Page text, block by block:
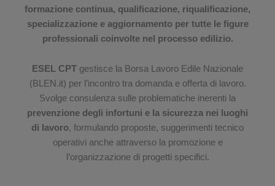
formazione continua, qualificazione, riqualificazione,
specializzazione e aggiornamento per tutte le figure
professionali coinvolte nel processo edilizio.
ESEL CPT gestisce la Borsa Lavoro Edile Nazionale
(BLEN.it) per l’incontro tra domanda e offerta di lavoro.
Svolge consulenza sulle problematiche inerenti la
prevenzione degli infortuni e la sicurezza nei luoghi
di lavoro, formulando proposte, suggerimenti tecnico
operativi anche attraverso la promozione e
l’organizzazione di progetti specifici.